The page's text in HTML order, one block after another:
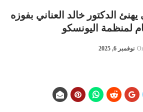
يهنئ الدكتور خالد العناني بفوزه
لمنظمة اليونسكو
نوفمبر 6, 2025